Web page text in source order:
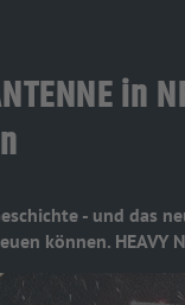
- und das
können. HEAVY